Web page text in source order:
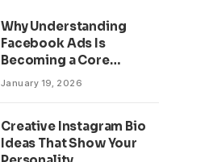
Why Understanding
Facebook Ads Is
Becoming a Core
Business Skill
January 19, 2026
Creative Instagram Bio
Ideas That Show Your